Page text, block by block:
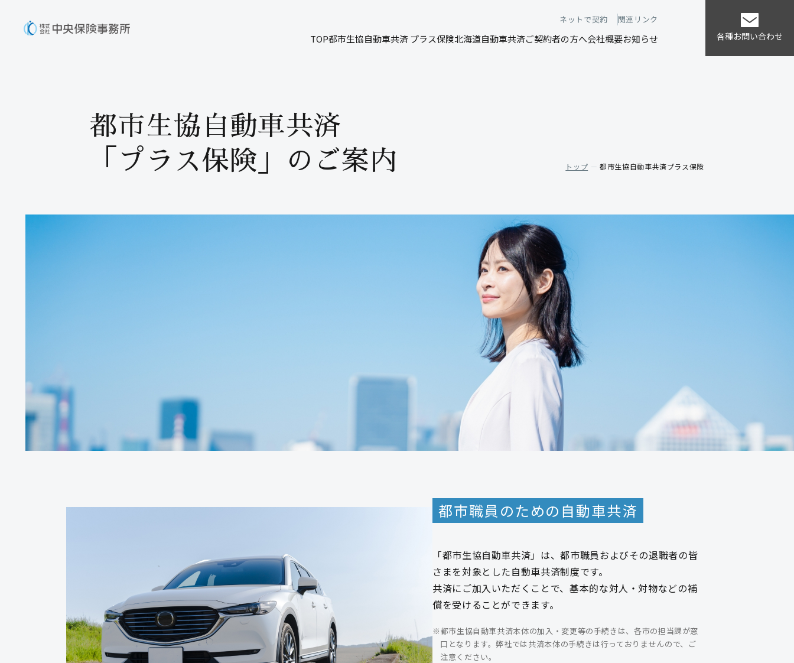
各種お問い合わせ
TOP都市生協自動車共済 プラス保険北海道自動車共済ご契約者の方へ会社概要お知らせ
ネットで契約 関連リンク
都市生協自動車共済
「プラス保険」
のご案内 トップ 都市生協自動車共済プラス保険
都市職員のための 自動車共済
「都市生協自動車共済」は、都市職員およびその退職者の皆
さまを対象とした自動車共済制度です。
共済にご加入いただくことで、基本的な対人・対物などの補
償を受けることができます。
※都市生協自動車共済本体の加入・変更等の手続きは、各市の担当課が窓
口となります。弊社では共済本体の手続きは行っておりませんので、ご
注意ください。